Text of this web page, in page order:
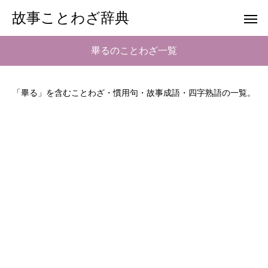
故事ことわざ辞典
畢るのことわざ一覧
「畢る」を含むことわざ・慣用句・故事成語・四字熟語の一覧。